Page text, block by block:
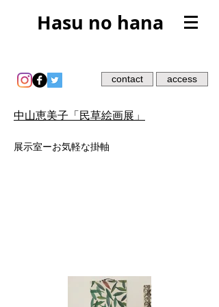
Hasu no hana
contact access
中山恵美子「民草絵画展」
​展示室ーお気軽な掛軸